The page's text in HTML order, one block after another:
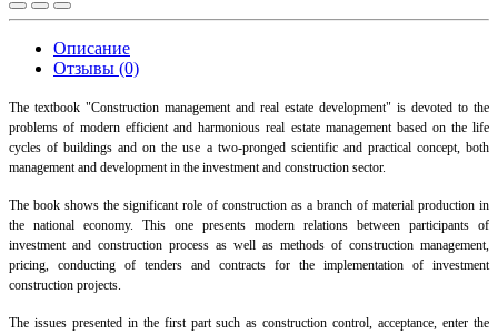
Описание
Отзывы (0)
The textbook "Construction management and real estate development" is devoted to the
problems of modern efficient and harmonious real estate management based on the life
cycles of buildings and on the use a two-pronged scientific and practical concept, both
management and development in the investment and construction sector.
The book shows the significant role of construction as a branch of material production in
the national economy. This one presents modern relations between participants of
investment and construction process as well as methods of construction management,
pricing, conducting of tenders and contracts for the implementation of investment
construction projects.
The issues presented in the first part such as construction control, acceptance, enter the